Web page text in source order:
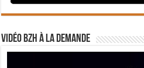
Vidéo BZH à la demande